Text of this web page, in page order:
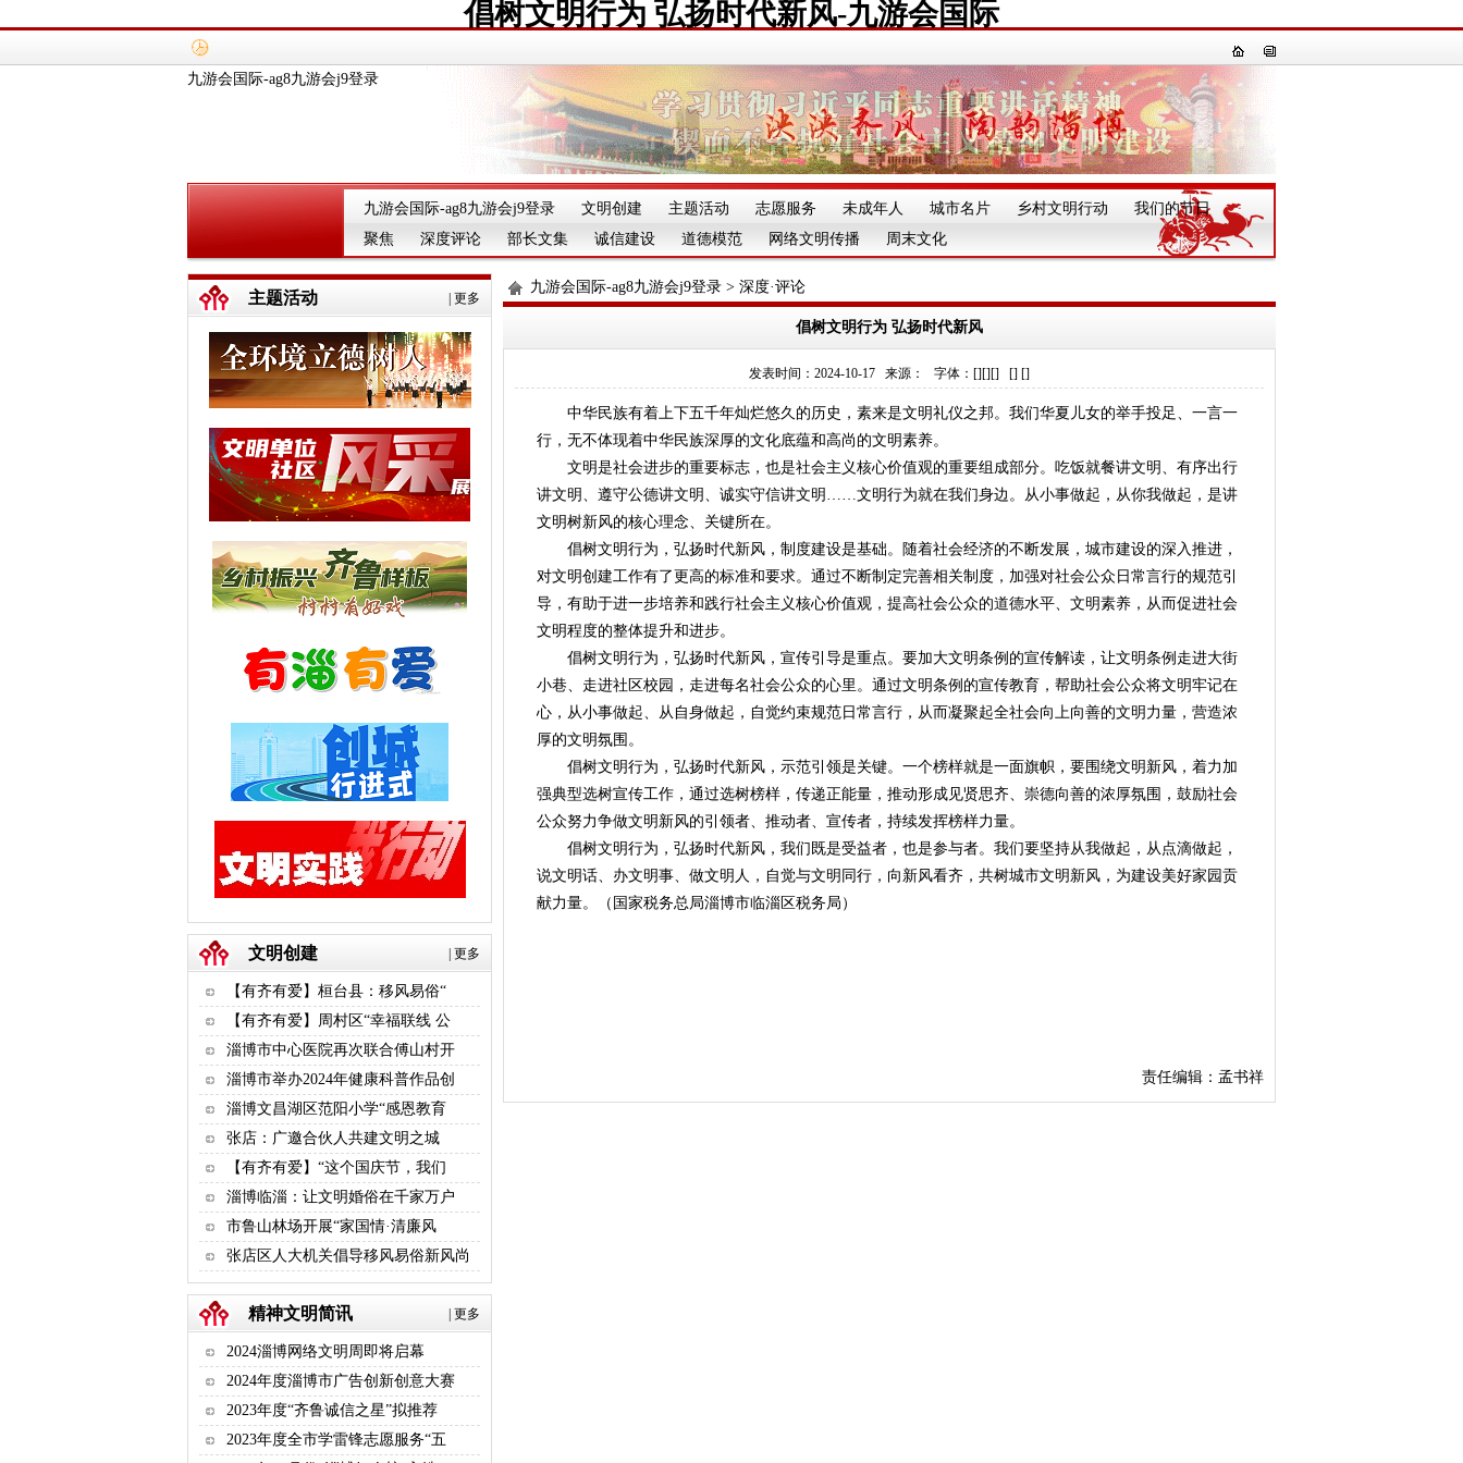
倡树文明行为 弘扬时代新风-九游会国际
九游会国际-ag8九游会j9登录
九游会国际-ag8九游会j9登录 文明创建 主题活动 志愿服务 未成年人 城市名片 乡村文明行动 我们的节日 一
聚焦
深度评论 部长文集 诚信建设 道德模范 网络文明传播 周末文化
更多
主题活动
更多
文明创建
【有齐有爱】桓台县：移风易俗“
【有齐有爱】周村区“幸福联线 公
淄博市中心医院再次联合傅山村开
淄博市举办2024年健康科普作品创
淄博文昌湖区范阳小学“感恩教育
张店：广邀合伙人共建文明之城
【有齐有爱】“这个国庆节，我们
淄博临淄：让文明婚俗在千家万户
市鲁山林场开展“家国情·清廉风
张店区人大机关倡导移风易俗新风尚
更多
精神文明简讯
2024淄博网络文明周即将启幕
2024年度淄博市广告创新创意大赛
2023年度“齐鲁诚信之星”拟推荐
2023年度全市学雷锋志愿服务“五
九游会国际-ag8九游会j9登录 > 深度·评论
倡树文明行为 弘扬时代新风
发表时间：2024-10-17 来源： 字体：[][][] [] []
中华民族有着上下五千年灿烂悠久的历史，素来是文明礼仪之邦。我们华夏儿女的举手投足、一言一
行，无不体现着中华民族深厚的文化底蕴和高尚的文明素养。
文明是社会进步的重要标志，也是社会主义核心价值观的重要组成部分。吃饭就餐讲文明、有序出行
讲文明、遵守公德讲文明、诚实守信讲文明……文明行为就在我们身边。从小事做起，从你我做起，是讲
文明树新风的核心理念、关键所在。
倡树文明行为，弘扬时代新风，制度建设是基础。随着社会经济的不断发展，城市建设的深入推进，
对文明创建工作有了更高的标准和要求。通过不断制定完善相关制度，加强对社会公众日常言行的规范引
导，有助于进一步培养和践行社会主义核心价值观，提高社会公众的道德水平、文明素养，从而促进社会
文明程度的整体提升和进步。
倡树文明行为，弘扬时代新风，宣传引导是重点。要加大文明条例的宣传解读，让文明条例走进大街
小巷、走进社区校园，走进每名社会公众的心里。通过文明条例的宣传教育，帮助社会公众将文明牢记在
心，从小事做起、从自身做起，自觉约束规范日常言行，从而凝聚起全社会向上向善的文明力量，营造浓
厚的文明氛围。
倡树文明行为，弘扬时代新风，示范引领是关键。一个榜样就是一面旗帜，要围绕文明新风，着力加
强典型选树宣传工作，通过选树榜样，传递正能量，推动形成见贤思齐、崇德向善的浓厚氛围，鼓励社会
公众努力争做文明新风的引领者、推动者、宣传者，持续发挥榜样力量。
倡树文明行为，弘扬时代新风，我们既是受益者，也是参与者。我们要坚持从我做起，从点滴做起，
说文明话、办文明事、做文明人，自觉与文明同行，向新风看齐，共树城市文明新风，为建设美好家园贡
献力量。（国家税务总局淄博市临淄区税务局）
责任编辑：孟书祥